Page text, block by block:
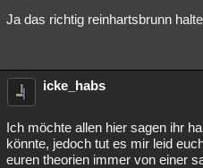
Ja das richtig reinhartsbrunn
icke_habs
Ich möchte allen hier sagen ihr
könnte, jedoch tut es mir leid
euren theorien immer von einer